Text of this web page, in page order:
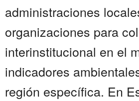
administraciones
organizaciones para
interinstitucional en el
indicadores
región específica. En